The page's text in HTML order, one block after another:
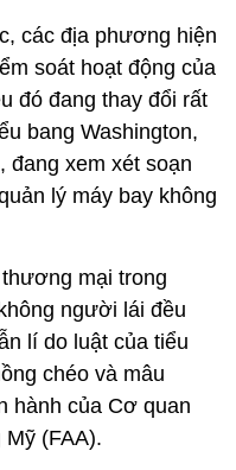
các địa phương hiện
soát hoạt động của
đó đang thay đổi rất
bang Washington,
đang xem xét soạn
lý máy bay không
mại trong
người lái đều
lí do luật của tiểu
chéo và mâu
hành của Cơ quan
(FAA).